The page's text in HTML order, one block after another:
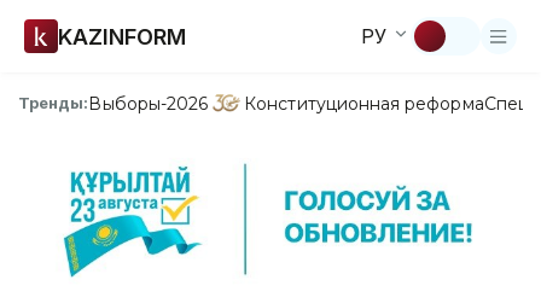
KAZINFORM РУ
Тренды:Выборы-2026 Конституционная реформа